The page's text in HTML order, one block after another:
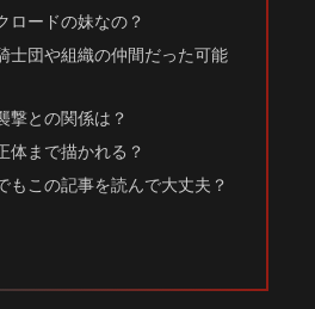
ロードの妹なの？
士団や組織の仲間だった可能
撃との関係は？
体まで描かれる？
もこの記事を読んで大丈夫？